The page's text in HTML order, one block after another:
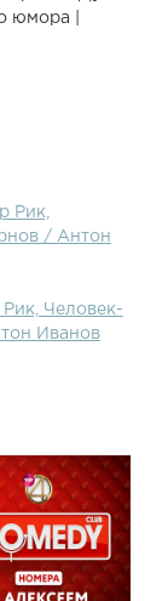
юмора |
Рик,
/ Антон
Человек-
Иванов